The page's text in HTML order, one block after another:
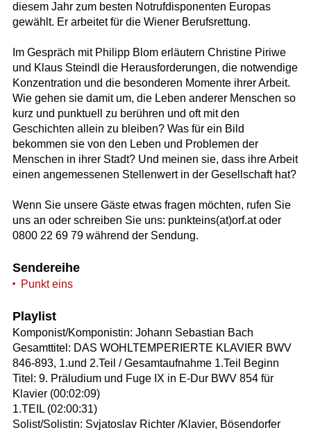
diesem Jahr zum besten Notrufdisponenten Europas
gewählt. Er arbeitet für die Wiener Berufsrettung.
Im Gespräch mit Philipp Blom erläutern Christine Piriwe
und Klaus Steindl die Herausforderungen, die notwendige
Konzentration und die besonderen Momente ihrer Arbeit.
Wie gehen sie damit um, die Leben anderer Menschen so
kurz und punktuell zu berühren und oft mit den
Geschichten allein zu bleiben? Was für ein Bild
bekommen sie von den Leben und Problemen der
Menschen in ihrer Stadt? Und meinen sie, dass ihre Arbeit
einen angemessenen Stellenwert in der Gesellschaft hat?
Wenn Sie unsere Gäste etwas fragen möchten, rufen Sie
uns an oder schreiben Sie uns: punkteins(at)orf.at oder
0800 22 69 79 während der Sendung.
Sendereihe
Punkt eins
Playlist
Komponist/Komponistin: Johann Sebastian Bach
Gesamttitel: DAS WOHLTEMPERIERTE KLAVIER BWV
846-893, 1.und 2.Teil / Gesamtaufnahme 1.Teil Beginn
Titel: 9. Präludium und Fuge IX in E-Dur BWV 854 für
Klavier (00:02:09)
1.TEIL (02:00:31)
Solist/Solistin: Svjatoslav Richter /Klavier, Bösendorfer